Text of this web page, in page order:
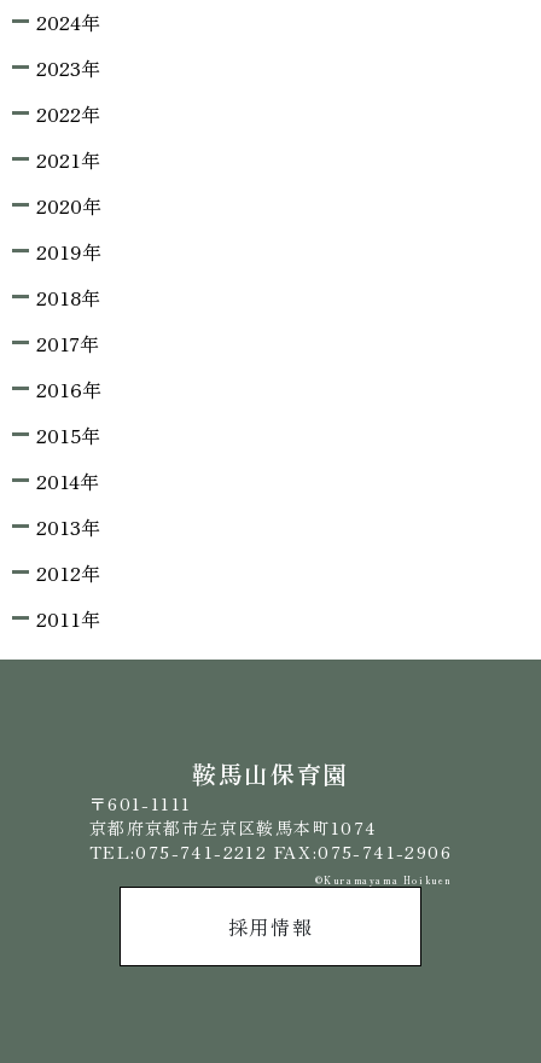
2024年
2023年
2022年
2021年
2020年
2019年
2018年
2017年
2016年
2015年
2014年
2013年
2012年
2011年
鞍馬山保育園
〒601-1111
京都府京都市左京区鞍馬本町1074
TEL:075-741-2212 FAX:075-741-2906
©️Kuramayama Hoikuen
採用情報